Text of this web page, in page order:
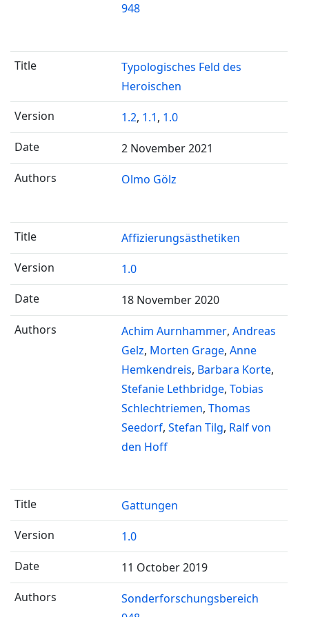
948
Typologisches Feld des
Heroischen
1.2, 1.1, 1.0
2 November 2021
Olmo Gölz
Affizierungsästhetiken
1.0
18 November 2020
Achim Aurnhammer Andreas
Gelz Morten Grage Anne
Hemkendreis Barbara Korte
Stefanie Lethbridge Tobias
Schlechtriemen Thomas
Seedorf Stefan Tilg Ralf von
den Hoff
Gattungen
1.0
11 October 2019
Sonderforschungsbereich